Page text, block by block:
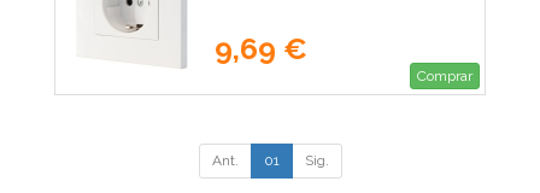
9,69 €
Comprar
Ant. 01 Sig.